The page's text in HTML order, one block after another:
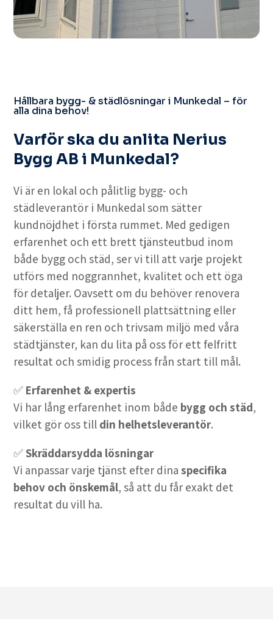
Hållbara bygg- & städlösningar i Munkedal – för
alla dina behov!
Varför ska du anlita Nerius
Bygg AB i Munkedal?
Vi är en lokal och pålitlig bygg- och
städleverantör i Munkedal som sätter
kundnöjdhet i första rummet. Med gedigen
erfarenhet och ett brett tjänsteutbud inom
både bygg och städ, ser vi till att varje projekt
utförs med noggrannhet, kvalitet och ett öga
för detaljer. Oavsett om du behöver renovera
ditt hem, få professionell plattsättning eller
säkerställa en ren och trivsam miljö med våra
städtjänster, kan du lita på oss för ett felfritt
resultat och smidig process från start till mål.
✅ Erfarenhet & expertis
Vi har lång erfarenhet inom både bygg och städ,
vilket gör oss till din helhetsleverantör.
✅Skräddarsydda lösningar
Vi anpassar varje tjänst efter dinaspecifika
behov och önskemål, så att du får exakt det
resultat du vill ha.